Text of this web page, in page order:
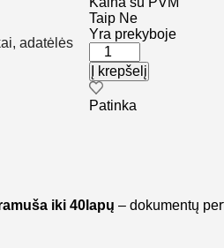
adatėlės
Taip Ne
Yra prekyboje
produkto
kiekis:
Skylmuša
LEITZ
5008
pramuša
Į krepšelį
Patinka
iki 40lapų – dokumentų